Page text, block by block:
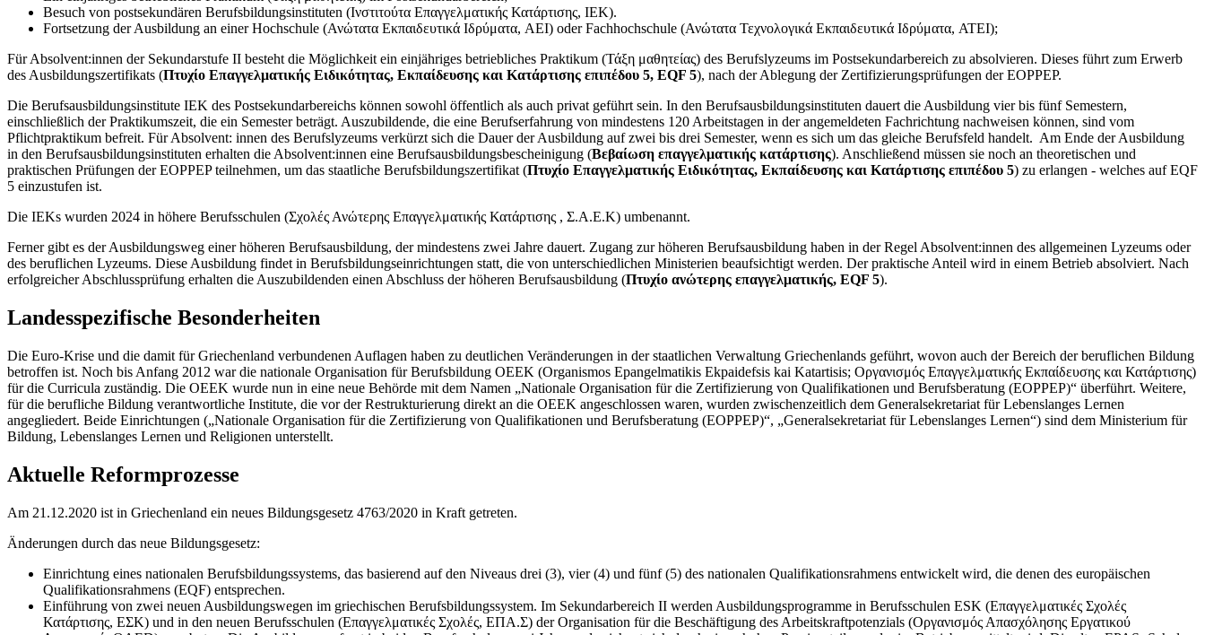
Besuch von postsekundären Berufsbildungsinstituten (Ινστιτούτα Επαγγελματικής Κατάρτισης, IEK).
Fortsetzung der Ausbildung an einer Hochschule (Ανώτατα Εκπαιδευτικά Ιδρύματα, AEI) oder Fachhochschule (Ανώτατα Τεχνολογικά Εκπαιδευτικά Ιδρύματα, ATEI);
Für Absolvent:innen der Sekundarstufe II besteht die Möglichkeit ein einjähriges betriebliches Praktikum (Τάξη μαθητείας) des Berufslyzeums im Postsekundarbereich zu absolvieren. Dieses führt zum Erwerb
des Ausbildungszertifikats (Πτυχίο Επαγγελματικής Ειδικότητας, Εκπαίδευσης και Κατάρτισης επιπέδου 5, EQF 5), nach der Ablegung der Zertifizierungsprüfungen der EOPPEP.
Die Berufsausbildungsinstitute IEK des Postsekundarbereichs können sowohl öffentlich als auch privat geführt sein. In den Berufsausbildungsinstituten dauert die Ausbildung vier bis fünf Semestern,
einschließlich der Praktikumszeit, die ein Semester beträgt. Auszubildende, die eine Berufserfahrung von mindestens 120 Arbeitstagen in der angemeldeten Fachrichtung nachweisen können, sind vom
Pflichtpraktikum befreit. Für Absolvent: innen des Berufslyzeums verkürzt sich die Dauer der Ausbildung auf zwei bis drei Semester, wenn es sich um das gleiche Berufsfeld handelt. Am Ende der Ausbildung
in den Berufsausbildungsinstituten erhalten die Absolvent:innen eine Berufsausbildungsbescheinigung (Βεβαίωση επαγγελματικής κατάρτισης). Anschließend müssen sie noch an theoretischen und
praktischen Prüfungen der EOPPEP teilnehmen, um das staatliche Berufsbildungszertifikat (Πτυχίο Επαγγελματικής Ειδικότητας, Εκπαίδευσης και Κατάρτισης επιπέδου 5) zu erlangen - welches auf EQF
5 einzustufen ist.
Die IEKs wurden 2024 in höhere Berufsschulen (Σχολές Ανώτερης Επαγγελματικής Κατάρτισης , Σ.Α.Ε.Κ) umbenannt.
Ferner gibt es der Ausbildungsweg einer höheren Berufsausbildung, der mindestens zwei Jahre dauert. Zugang zur höheren Berufsausbildung haben in der Regel Absolvent:innen des allgemeinen Lyzeums oder
des beruflichen Lyzeums. Diese Ausbildung findet in Berufsbildungseinrichtungen statt, die von unterschiedlichen Ministerien beaufsichtigt werden. Der praktische Anteil wird in einem Betrieb absolviert. Nach
erfolgreicher Abschlussprüfung erhalten die Auszubildenden einen Abschluss der höheren Berufsausbildung (Πτυχίο ανώτερης επαγγελματικής, EQF 5).
Landesspezifische Besonderheiten
Die Euro-Krise und die damit für Griechenland verbundenen Auflagen haben zu deutlichen Veränderungen in der staatlichen Verwaltung Griechenlands geführt, wovon auch der Bereich der beruflichen Bildung
betroffen ist. Noch bis Anfang 2012 war die nationale Organisation für Berufsbildung OEEK (Organismos Epangelmatikis Ekpaidefsis kai Katartisis; Οργανισμός Επαγγελματικής Εκπαίδευσης και Κατάρτισης)
für die Curricula zuständig. Die OEEK wurde nun in eine neue Behörde mit dem Namen „Nationale Organisation für die Zertifizierung von Qualifikationen und Berufsberatung (EOPPEP)“ überführt. Weitere,
für die berufliche Bildung verantwortliche Institute, die vor der Restrukturierung direkt an die OEEK angeschlossen waren, wurden zwischenzeitlich dem Generalsekretariat für Lebenslanges Lernen
angegliedert. Beide Einrichtungen („Nationale Organisation für die Zertifizierung von Qualifikationen und Berufsberatung (EOPPEP)“, „Generalsekretariat für Lebenslanges Lernen“) sind dem Ministerium für
Bildung, Lebenslanges Lernen und Religionen unterstellt.
Aktuelle Reformprozesse
Am 21.12.2020 ist in Griechenland ein neues Bildungsgesetz 4763/2020 in Kraft getreten.
Änderungen durch das neue Bildungsgesetz:
Einrichtung eines nationalen Berufsbildungssystems, das basierend auf den Niveaus drei (3), vier (4) und fünf (5) des nationalen Qualifikationsrahmens entwickelt wird, die denen des europäischen
Qualifikationsrahmens (EQF) entsprechen.
Einführung von zwei neuen Ausbildungswegen im griechischen Berufsbildungssystem. Im Sekundarbereich II werden Ausbildungsprogramme in Berufsschulen ESK (Επαγγελματικές Σχολές
Κατάρτισης, ΕΣΚ) und in den neuen Berufsschulen (Επαγγελματικές Σχολές, ΕΠΑ.Σ) der Organisation für die Beschäftigung des Arbeitskraftpotenzials (Οργανισμός Απασχόλησης Εργατικού